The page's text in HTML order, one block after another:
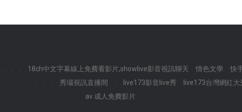
18ch中文字幕線上免費看影片,showlive影音視訊聊天 情色文學 快
秀場視訊直播間 live173影音live秀 live173台灣網紅
av 成人免費影片